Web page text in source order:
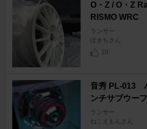
O・Z / O・Z
RISMO WRC
ランサー
ぽきちさん
10
音秀 PL-013
ンチサブウー
ランサー
ねこえもんさん